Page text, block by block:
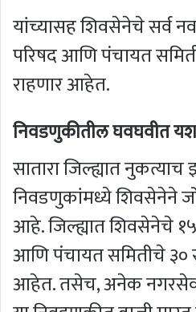
यांच्यासह शिवसेनेचे सर्व
परिषद आणि पंचायत
राहणार आहेत.
निवडणुकीतील घवघवीत
सातारा जिल्ह्यात
निवडणुकांमध्ये शिवसेनेने
आहे. जिल्ह्यात शिवसेनेचे
आणि पंचायत समितीचे
आहेत. तसेच, अनेक नगरसेवक